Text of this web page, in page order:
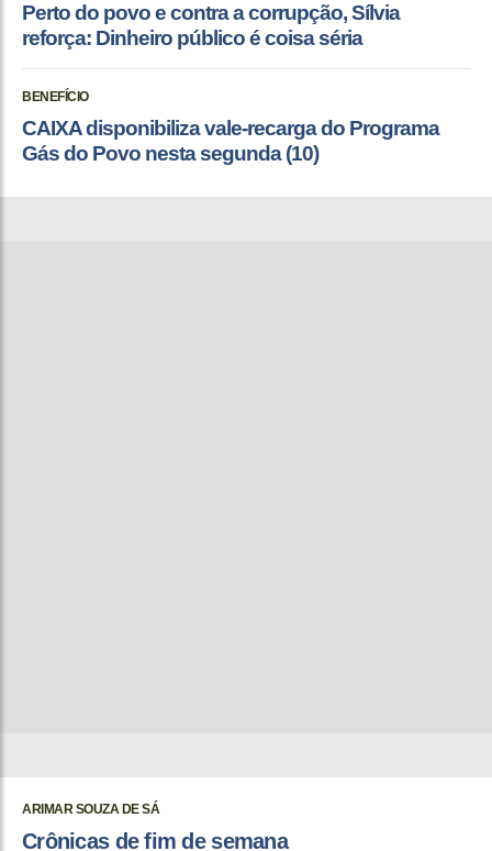
Perto do povo e contra a corrupção, Sílvia
reforça: Dinheiro público é coisa séria
BENEFÍCIO
CAIXA disponibiliza vale-recarga do Programa
Gás do Povo nesta segunda (10)
ARIMAR SOUZA DE SÁ
Crônicas de fim de semana